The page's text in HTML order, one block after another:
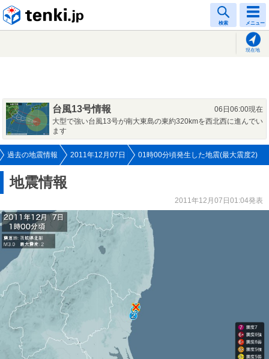
検索 メニュー
現在地
台風13号情報
06日06:00現在
大型で強い台風13号が南大東島の東約320kmを西北西に進んでい
ます
過去の地震情報 2011年12月07日 01時00分頃発生した地震(最大震度2)
地震情報
2011年12月07日01:04発表